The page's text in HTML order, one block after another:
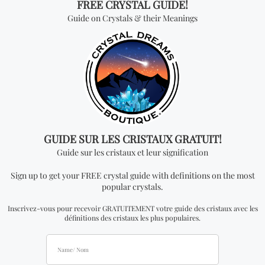
Vous cherchez quelque
chose de spécial? Jetez
un coup d'œil à nos
produits les plus
vendus!